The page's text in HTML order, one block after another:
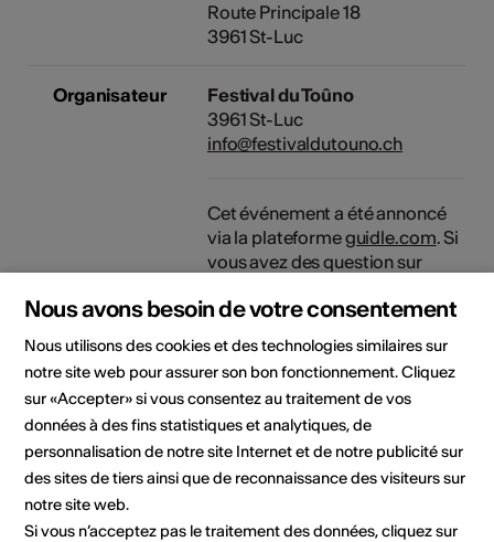
Route Principale 18
3961 St-Luc
Organisateur
Festival du Toûno
3961 St-Luc
info@festivaldutouno.ch
Cet événement a été annoncé
via la plateformeguidle.com. Si
vous avez des question sur
l'organisateur ou l'office du
tourisme compétent.
Domaine
Type d'événement
Concert
Lieu de l'événement
Nous avons besoin de votre consentement
Nous utilisons des cookies et des technologies similaires sur
notre site web pour assurer son bon fonctionnement. Cliquez
sur «Accepter» si vous consentez au traitement de vos
données à des fins statistiques et analytiques, de
personnalisation de notre site Internet et de notre publicité sur
des sites de tiers ainsi que de reconnaissance des visiteurs sur
notre site web.
Si vous n’acceptez pas le traitement des données, cliquez sur